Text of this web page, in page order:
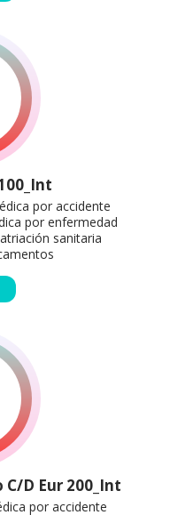
por accidente
por enfermedad
sanitaria
C/D Eur 200_Int
por accidente